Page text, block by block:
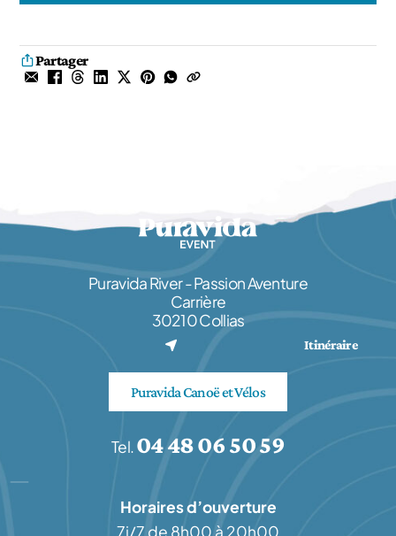
Partager
Puravida River - Passion Aventure
Carrière
30210 Collias
Itinéraire
Puravida Canoë et Vélos
Tel.04 48 06 50 59
Horaires d’ouverture
7j/7 de 8h00 à 20h00